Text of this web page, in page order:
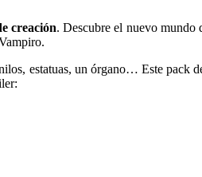
creación. Descubre el nuevo mundo
estatuas, un órgano… Este pack